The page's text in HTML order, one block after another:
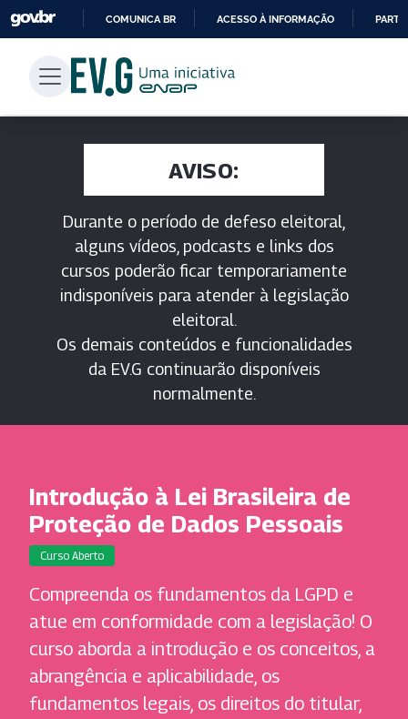
PARA
CONTEÚDO
COMUNICA BR ACESSO À INFORMAÇÃO
AVISO:
Durante o período de defeso eleitoral,
alguns vídeos, podcasts e links dos
cursos poderão ficar temporariamente
indisponíveis para atender à legislação
eleitoral.
Os demais conteúdos e funcionalidades
da EV.G continuarão disponíveis
normalmente.
Introdução à Lei Brasileira de
Proteção de Dados Pessoais
Curso Aberto
Compreenda os fundamentos da LGPD e
atue em conformidade com a legislação! O
curso aborda a introdução e os conceitos, a
abrangência e aplicabilidade, os
fundamentos legais, os direitos do titular,